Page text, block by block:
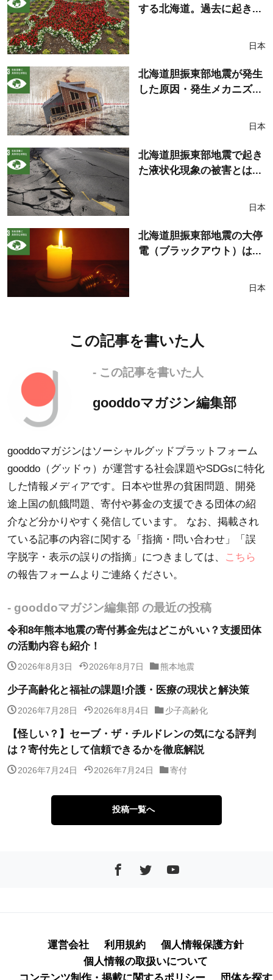
する北海道。過去に起き...
日本
北海道胆振東部地震が発生
した原因・発生メカニズ...
日本
北海道胆振東部地震で起き
た液状化現象の被害とは...
日本
北海道胆振東部地震の大停
電（ブラックアウト）は...
日本
この記事を書いた人
- この記事を書いた人
gooddoマガジン編集部
gooddoマガジンはソーシャルグッドプラットフォーム
gooddo（グッドゥ）が運営する社会課題やSDGsに特化
した情報メディアです。日本や世界の貧困問題、開発
途上国の飢餓問題、寄付や募金の支援できる団体の紹
介など分かりやすく発信しています。 なお、掲載され
ている記事の内容に関する「指摘・問い合わせ」「誤
字脱字・表示の誤りの指摘」につきましては、
こちら
の報告フォームよりご連絡ください。
- gooddoマガジン編集部 の最近の投稿
令和8年熊本地震の寄付募金先はどこがいい？支援団体
の活動内容も紹介！
2026年8月3日 2026年8月7日 熊本地震
少子高齢化と福祉の課題!介護・医療の現状と解決策
2026年7月28日 2026年8月4日 少子高齢化
【怪しい？】セーブ・ザ・チルドレンの気になる評判
は？寄付先として信頼できるかを徹底解説
2026年7月24日 2026年7月24日 寄付
投稿一覧へ
運営会社 利用規約
個人情報保護方針
個人情報の取扱いについて